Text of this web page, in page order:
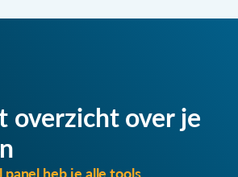
overzicht over je
heb je alle tools